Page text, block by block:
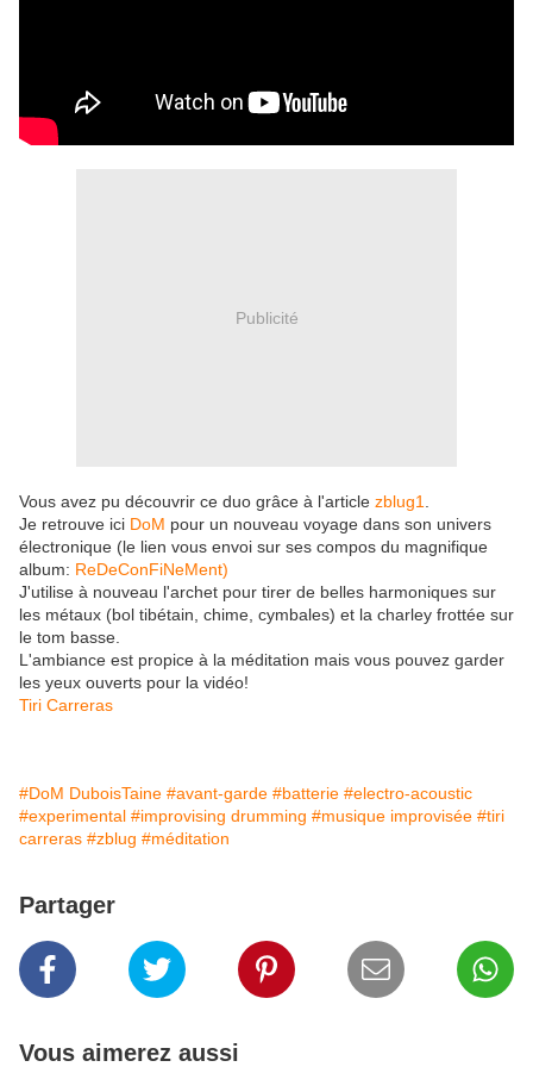
Publicité
Vous avez pu découvrir ce duo grâce à l'article zblug1
Je retrouve ici DoM pour un nouveau voyage dans son univers
électronique (le lien vous envoi sur ses compos du magnifique
album: ReDeConFiNeMent)
J'utilise à nouveau l'archet pour tirer de belles harmoniques sur
les métaux (bol tibétain, chime, cymbales) et la charley frottée sur
le tom basse.
L'ambiance est propice à la méditation mais vous pouvez garder
les yeux ouverts pour la vidéo!
Tiri Carreras
#DoM DuboisTaine #avant-garde #batterie #electro-acoustic
#experimental #improvising drumming #musique improvisée #tiri
carreras #zblug #méditation
Partager
Vous aimerez aussi